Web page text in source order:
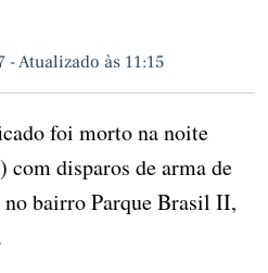
-Atualizado às 11:15
foi morto na noite
com disparos de arma de
no bairro Parque Brasil II,